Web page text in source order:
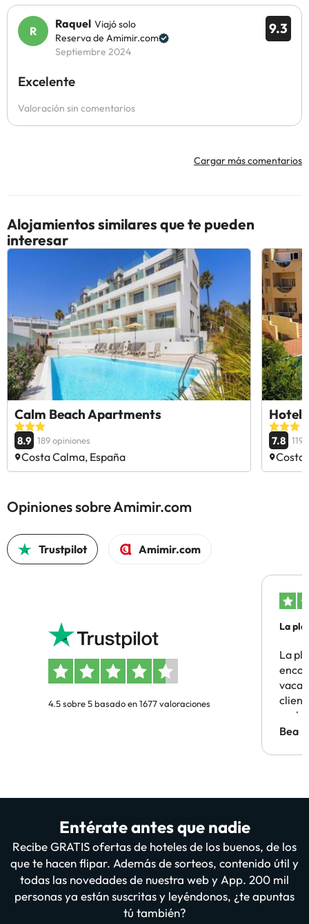
9.3
Raquel Viajó solo
Reserva de Amimir.com
Septiembre 2024
Excelente
Valoración sin comentarios
Cargar más comentarios
Alojamientos similares que te pueden
interesar
Calm Beach Apartments
8.9 189 opiniones
Costa Calma, España
Hotel
7.8 119
Costa
Opiniones sobre Amimir.com
Trustpilot Amimir.com
4.5 sobre 5 basado en 1677 valoraciones
La
La
Bea
Entérate antes que nadie
Recibe GRATIS ofertas de hoteles de los buenos, de los
que te hacen flipar. Además de sorteos, contenido útil y
todas las novedades de nuestra web y App. 200 mil
personas ya están suscritas y leyéndonos, ¿te apuntas
tú también?